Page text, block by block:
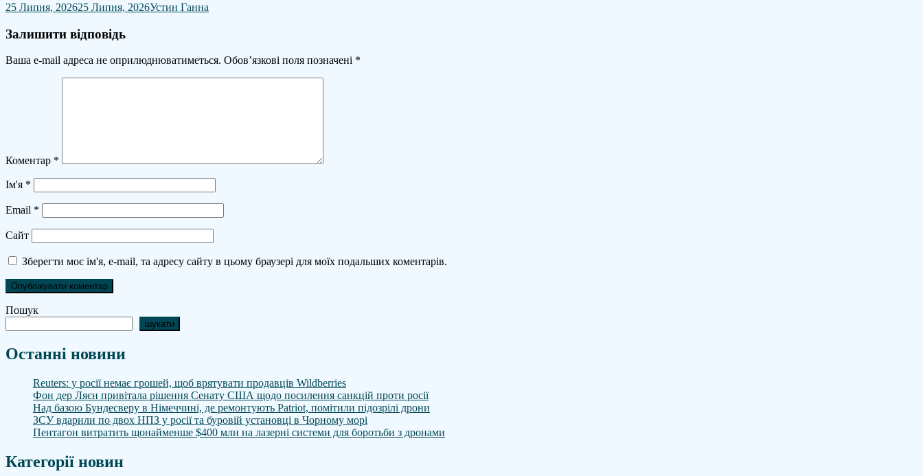
25 Липня, 202625 Липня, 2026Устин Ганна
Залишити відповідь
Ваша e-mail адреса не оприлюднюватиметься. Обов’язкові поля позначені *
Коментар *
Ім'я *
Email *
Сайт
Зберегти моє ім'я, e-mail, та адресу сайту в цьому браузері для моїх подальших коментарів.
Пошук
шукати
Останні новини
Reuters: у росії немає грошей, щоб врятувати продавців Wildberries
Фон дер Ляєн привітала рішення Сенату США щодо посилення санкцій проти росії
Над базою Бундесверу в Німеччині, де ремонтують Patriot, помітили підозрілі дрони
ЗСУ вдарили по двох НПЗ у росії та буровій установці в Чорному морі
Пентагон витратить щонайменше $400 млн на лазерні системи для боротьби з дронами
Категорії новин